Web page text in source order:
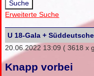
Erweiterte Suche
U 18-Gala +
20.06.2022 13:09 ( 3618 x
Knapp vorbei